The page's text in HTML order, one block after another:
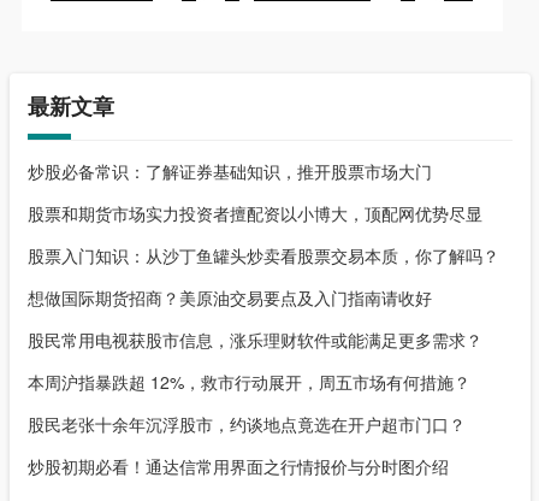
最新文章
炒股必备常识：了解证券基础知识，推开股票市场大门
股票和期货市场实力投资者擅配资以小博大，顶配网优势尽显
股票入门知识：从沙丁鱼罐头炒卖看股票交易本质，你了解吗？
想做国际期货招商？美原油交易要点及入门指南请收好
股民常用电视获股市信息，涨乐理财软件或能满足更多需求？
本周沪指暴跌超 12%，救市行动展开，周五市场有何措施？
股民老张十余年沉浮股市，约谈地点竟选在开户超市门口？
炒股初期必看！通达信常用界面之行情报价与分时图介绍